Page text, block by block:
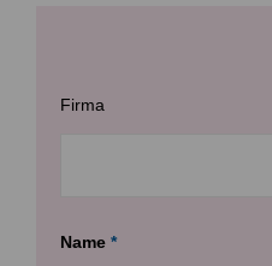
Firma
Name *